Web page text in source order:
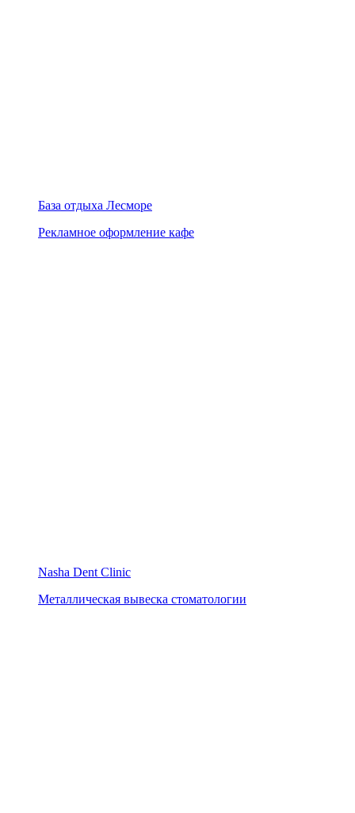
База отдыха Лесморе
Рекламное оформление кафе
Nasha Dent Clinic
Металлическая вывеска стоматологии